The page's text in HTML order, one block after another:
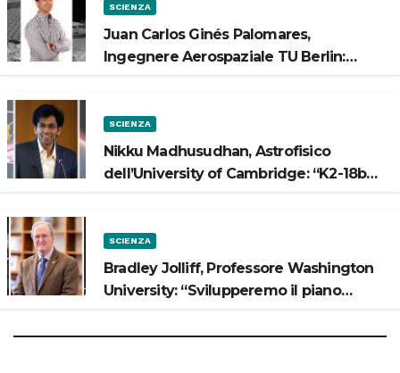
SCIENZA
Juan Carlos Ginés Palomares,
Ingegnere Aerospaziale TU Berlin:
SCIENZA
Nikku Madhusudhan, Astrofisico
dell’University of Cambridge: “K2-18b
SCIENZA
Bradley Jolliff, Professore Washington
University: “Svilupperemo il piano